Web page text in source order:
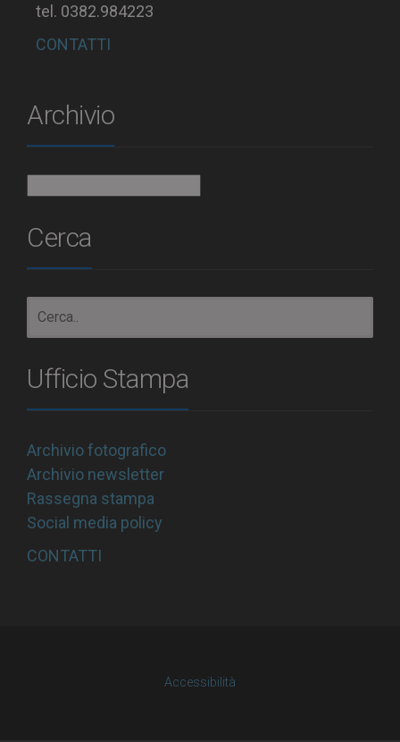
tel. 0382.984223
CONTATTI
Archivio
Cerca
Ufficio Stampa
Archivio fotografico
Archivio newsletter
Rassegna stampa
Social media policy
CONTATTI
Accessibilità